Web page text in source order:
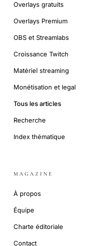
Overlays gratuits
Overlays Premium
OBS et Streamlabs
Croissance Twitch
Matériel streaming
Monétisation et legal
Tous les articles
Recherche
Index thématique
MAGAZINE
À propos
Équipe
Charte éditoriale
Contact